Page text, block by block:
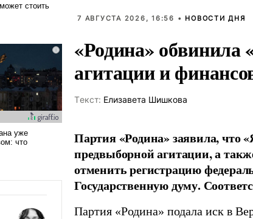
7 АВГУСТА 2026, 16:56 • НОВОСТИ ДНЯ
«Родина» обвинила
агитации и
Tекст: Елизавета Шишкова
Партия «Родина» заявила, что
предвыборной агитации, а
отменить регистрацию
Государственную думу.
Партия «Родина» подала иск в